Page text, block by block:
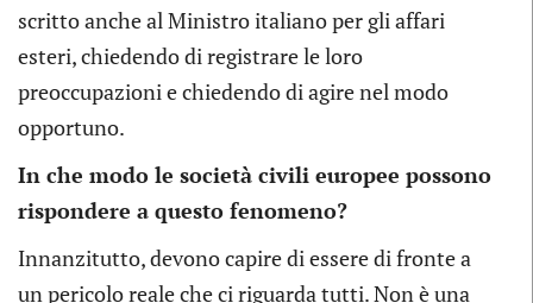
scritto anche al Ministro italiano per gli affari
esteri, chiedendo di registrare le loro
preoccupazioni e chiedendo di agire nel modo
opportuno.
In che modo le società civili europee possono
rispondere a questo fenomeno?
Innanzitutto, devono capire di essere di fronte a
un pericolo reale che ci riguarda tutti. Non è una